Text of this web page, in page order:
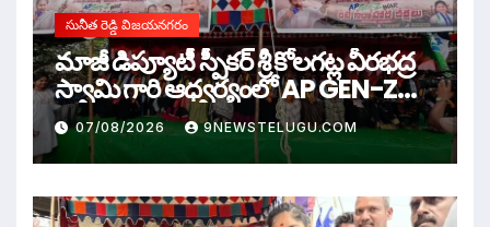
సునీత రెడ్డి విజయనగరం
మాజీ డిప్యూటీ స్పీకర్ శ్రీ కోలగట్ల వీరభద్ర
స్వామి గారి ఆధ్వర్యంలో AP GEN-Z
WAR
07/08/2026 9NEWSTELUGU.COM